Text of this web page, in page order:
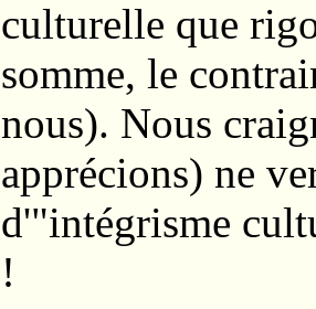
culturelle que
somme, le
nous). Nous
apprécions) ne
d'"intégrisme
!